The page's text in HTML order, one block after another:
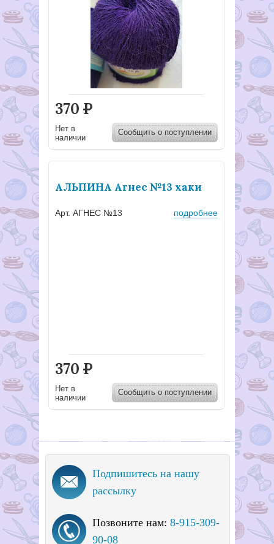
370 Р
Нет в
наличии
Сообщить о поступлении
АЛЬПИНА Агнес №13 хаки
Арт. АГНЕС №13 подробнее
370 Р
Нет в
наличии
Сообщить о поступлении
Подпишитесь на нашу
рассылку
Позвоните нам: 8-915-309-
90-08